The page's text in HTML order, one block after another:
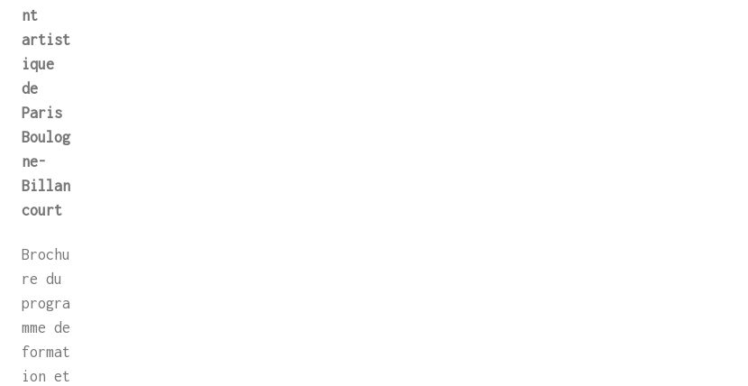
nt
artist
ique
de
Paris
Boulog
ne-
Billan
court
Brochu
re du
progra
mme de
format
ion et